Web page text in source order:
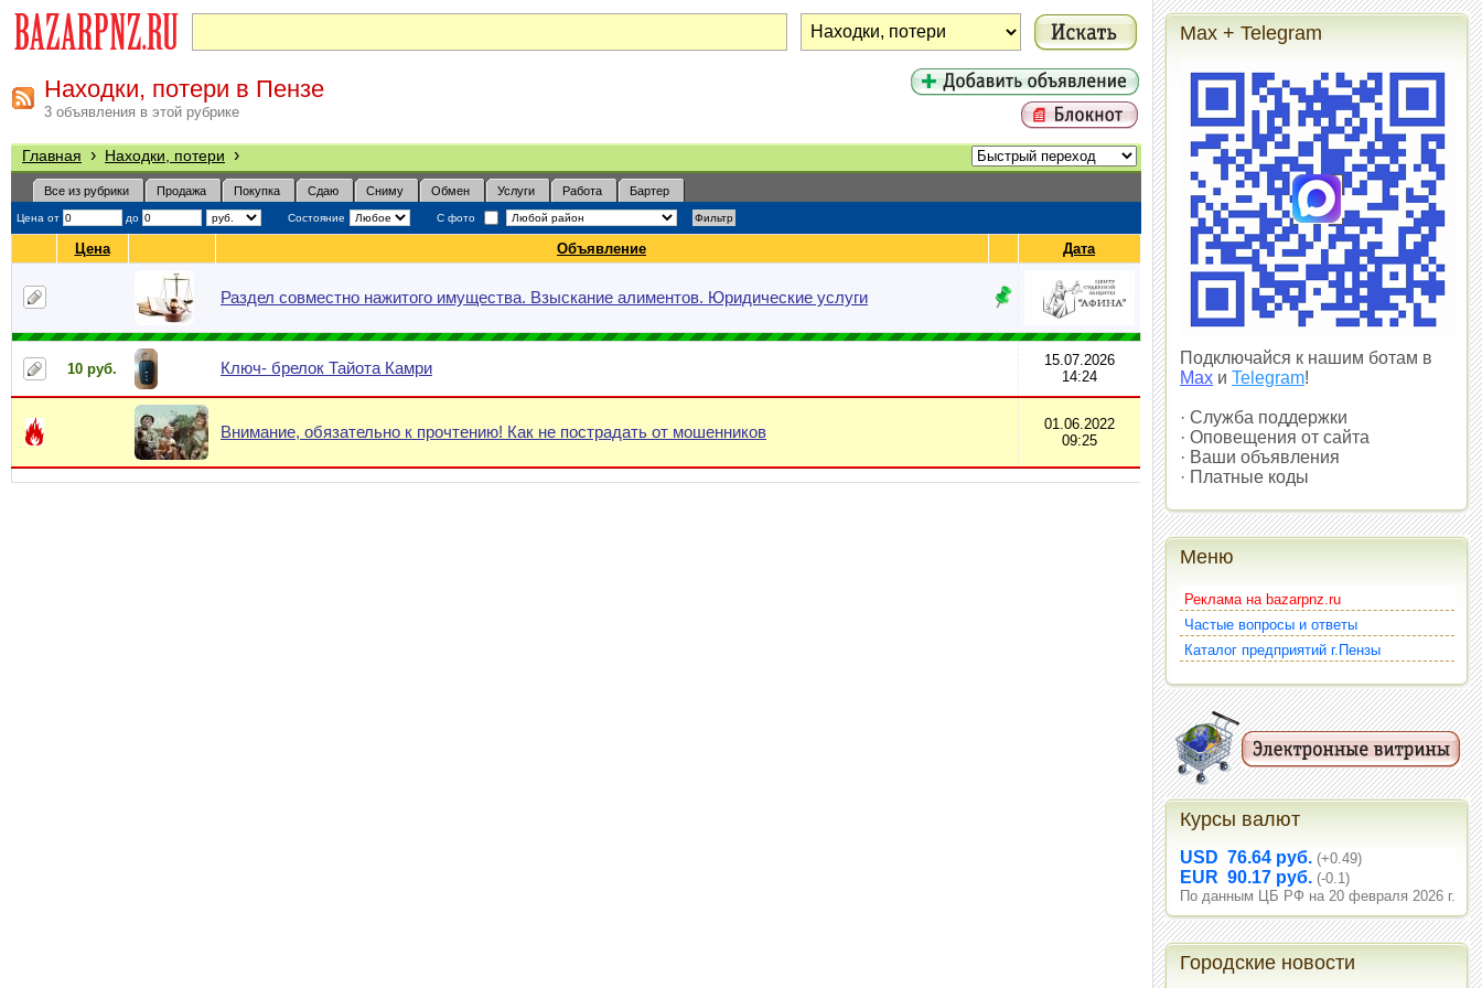
Находки, потери в Пензе
3 объявления в этой рубрике
Главная › Находки, потери ›
Все из рубрики Продажа Покупка Сдаю Сниму Обмен Услуги Работа Бартер
Цена от до Состояние С фото
Цена Объявление Дата
Раздел совместно нажитого имущества. Взыскание алиментов. Юридические услуги
10 руб. Ключ- брелок Тайота Камри
15.07.2026
14:24
Внимание, обязательно к прочтению! Как не пострадать от мошенников
01.06.2022
09:25
Max + Telegram
Подключайся к нашим ботам в
Max и Telegram!
· Служба поддержки
· Оповещения от сайта
· Ваши объявления
· Платные коды
Меню
Реклама на bazarpnz.ru
Частые вопросы и ответы
Каталог предприятий г.Пензы
Курсы валют
USD 76.64 руб. (+0.49)
EUR 90.17 руб. (-0.1)
По данным ЦБ РФ на 20 февраля 2026 г.
Городские новости